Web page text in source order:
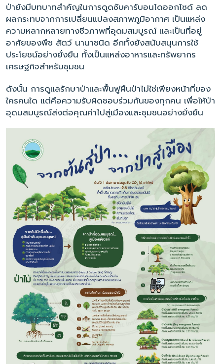
ป่ายังมีบทบาทสำคัญในการดูดซับคาร์บอนไดออกไซด์ ลด
ผลกระทบจากการเปลี่ยนแปลงสภาพภูมิอากาศ เป็นแหล่ง
ความหลากหลายทางชีวภาพที่อุดมสมบูรณ์ และเป็นที่อยู่
อาศัยของพืช สัตว์ นานาชนิด อีกทั้งยังสนับสนุนการใช้
ประโยชน์อย่างยั่งยืน ทั้งเป็นแหล่งอาหารและทรัพยากร
เศรษฐกิจสำหรับชุมชน
ดังนั้น การดูแลรักษาป่าและฟื้นฟูผืนป่าไม่ใช่เพียงหน้าที่ของ
ใครคนใด แต่คือความรับผิดชอบร่วมกันของทุกคน เพื่อให้ป่า
อุดมสมบูรณ์ส่งต่อคุณค่าไปสู่เมืองและชุมชนอย่างยั่งยืน